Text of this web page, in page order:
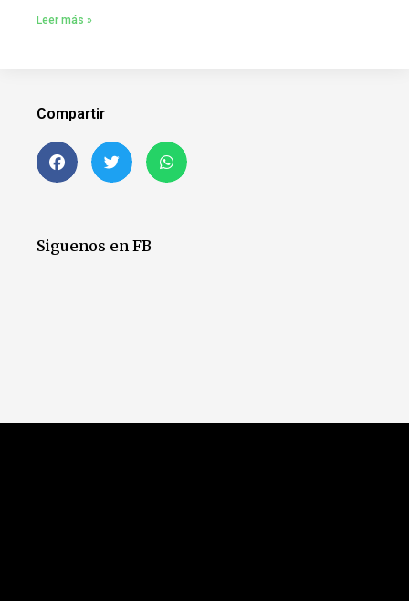
Leer más »
Compartir
Siguenos en FB